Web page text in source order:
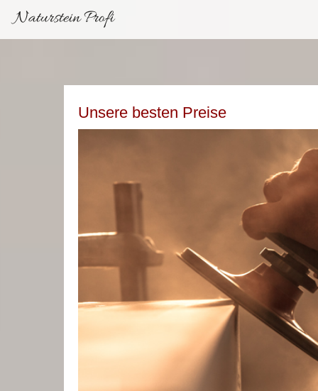
Naturstein Profi
Unsere besten Preise